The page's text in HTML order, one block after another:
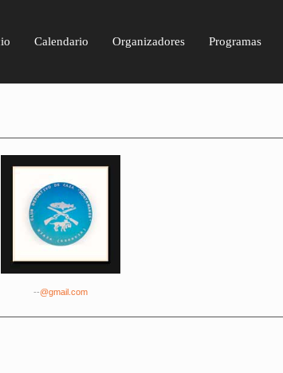
Calendario Organizadores Programas
--@gmail.com